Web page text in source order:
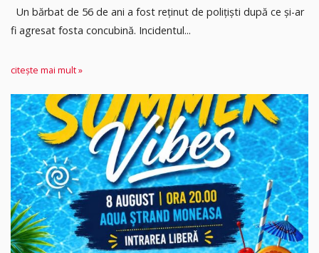
Un bărbat de 56 de ani a fost reținut de polițiști după ce și-ar
fi agresat fosta concubină. Incidentul...
citește mai mult »